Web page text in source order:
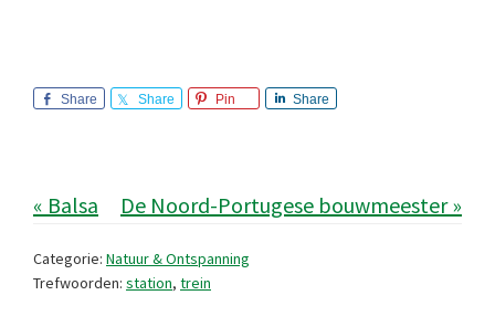
Share Share Pin Share
« Balsa De Noord-Portugese bouwmeester »
Categorie: Natuur & Ontspanning
Trefwoorden: station, trein